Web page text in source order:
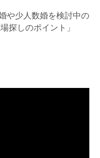
や少人数婚を検討中の
探しのポイント」